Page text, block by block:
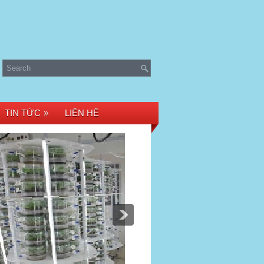
TIN TỨC » LIÊN HỆ